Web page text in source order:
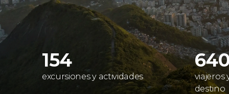
Turquía
154
excursiones y actividades
viajeros
destino